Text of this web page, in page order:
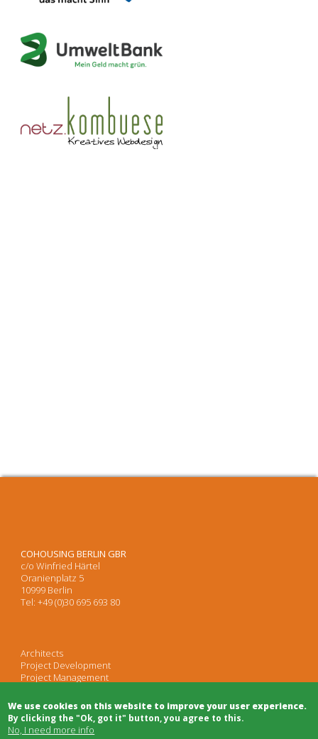
COHOUSING BERLIN GBR
c/o Winfried Härtel
Oranienplatz 5
10999 Berlin
Tel: +49 (0)30 695 693 80
Architects
Project Development
Project Management
Moderation/Mediation
Public Relations
We use cookies on this website to improve your user experience.
By clicking the "Ok, got it" button, you agree to this.
No, I need more info